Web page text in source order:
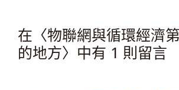
在〈物聯網與循環經濟
的地方〉中有 1 則留言